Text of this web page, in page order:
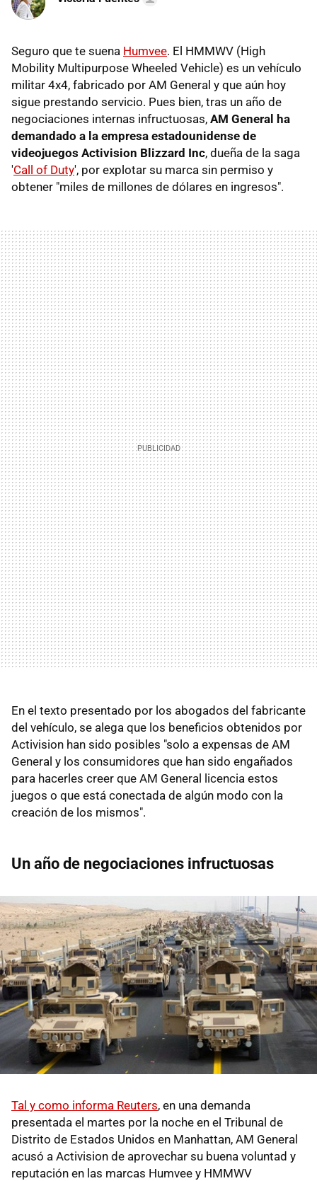
Seguro que te suena Humvee. El HMMWV (High
Mobility Multipurpose Wheeled Vehicle) es un vehículo
militar 4x4, fabricado por AM General y que aún hoy
sigue prestando servicio. Pues bien, tras un año de
negociaciones internas infructuosas, AM General ha
demandado a la empresa estadounidense de
videojuegos Activision Blizzard Inc, dueña de la saga
'Call of Duty', por explotar su marca sin permiso y
obtener "miles de millones de dólares en ingresos".
En el texto presentado por los abogados del fabricante
del vehículo, se alega que los beneficios obtenidos por
Activision han sido posibles "solo a expensas de AM
General y los consumidores que han sido engañados
para hacerles creer que AM General licencia estos
juegos o que está conectada de algún modo con la
creación de los mismos".
Un año de negociaciones infructuosas
Tal y como informa Reuters, en una demanda
presentada el martes por la noche en el Tribunal de
Distrito de Estados Unidos en Manhattan, AM General
acusó a Activision de aprovechar su buena voluntad y
reputación en las marcas Humvee y HMMWV